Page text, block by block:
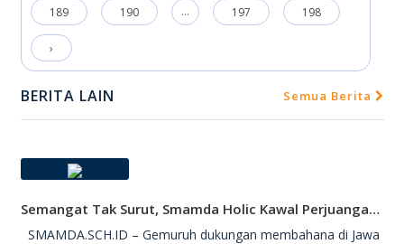
189 190 ... 197 198
›
BERITA LAIN Semua Berita
Semangat Tak Surut, Smamda Holic Kawal Perjuangan Tim Basket Smamda Di DBL 2026
SMAMDA.SCH.ID – Gemuruh dukungan membahana di Jawa